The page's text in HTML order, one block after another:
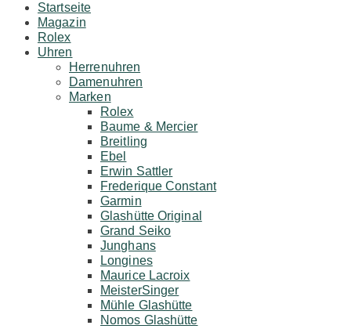
Startseite
Magazin
Rolex
Uhren
Herrenuhren
Damenuhren
Marken
Rolex
Baume & Mercier
Breitling
Ebel
Erwin Sattler
Frederique Constant
Garmin
Glashütte Original
Grand Seiko
Junghans
Longines
Maurice Lacroix
MeisterSinger
Mühle Glashütte
Nomos Glashütte